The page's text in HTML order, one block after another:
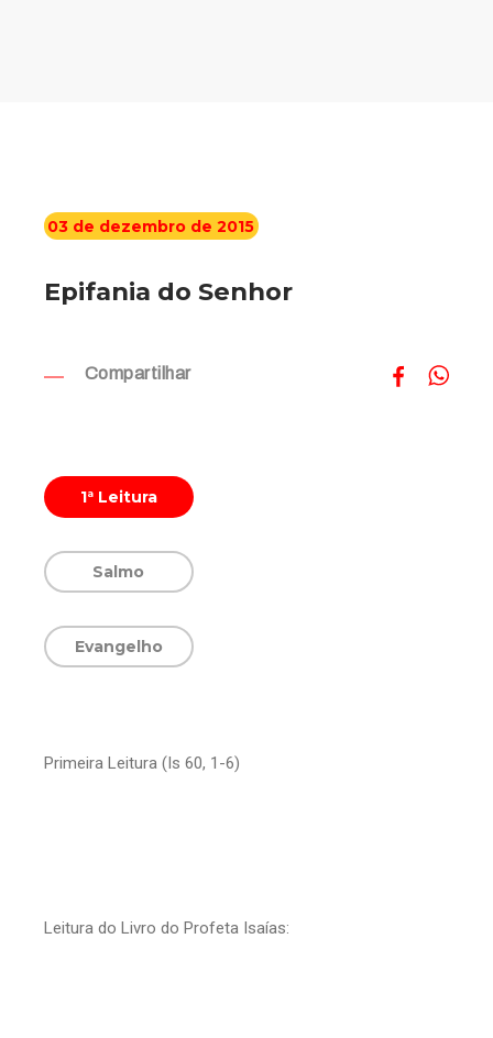
03 de dezembro de 2015
Epifania do Senhor
Compartilhar
1ª Leitura
Salmo
Evangelho
Primeira Leitura (Is 60, 1-6)
Leitura do Livro do Profeta Isaías: